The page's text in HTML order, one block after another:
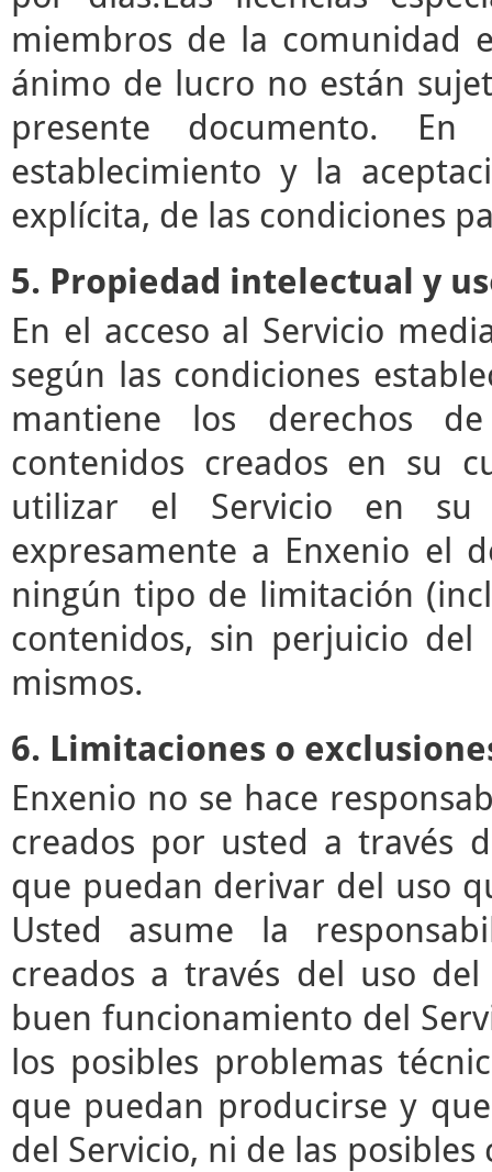
miembros de la comunidad
ánimo de lucro no están
presente documento.
establecimiento y la
explícita, de las condiciones
5. Propiedad intelectual y
En el acceso al Servicio
según las condiciones
mantiene los derechos
contenidos creados en su
utilizar el Servicio en su
expresamente a Enxenio el
ningún tipo de limitación
contenidos, sin perjuicio
mismos.
6. Limitaciones o
Enxenio no se hace
creados por usted a través
que puedan derivar del uso
Usted asume la
creados a través del uso
buen funcionamiento del
los posibles problemas
que puedan producirse y
del Servicio, ni de las